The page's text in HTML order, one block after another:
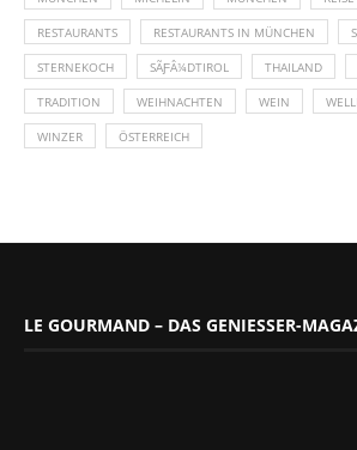
RESTAURANTS RESTAURANTS IN MÜNCHEN
STERNEKOCH SÃƑÂ¼DTIROL THAILAND
TRADITION WEIHNACHTEN WEIN
WINZER ÖSTERREICH
LE GOURMAND – DAS GENIESSER-